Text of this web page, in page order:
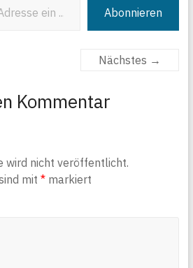
Abonnieren
Nächstes →
Kommentar
wird nicht veröffentlicht.
mit *markiert